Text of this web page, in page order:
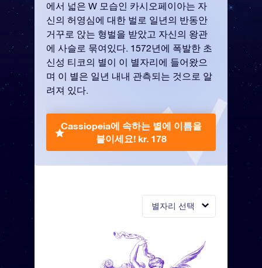
별자리 선택
에서 넓은 W 모습인 카시오페이아는 자
신의 허영심에 대한 벌로 일년의 반동안
거꾸로 앉는 형벌을 받았고 자신의 왕관
에 사슬로 묶여있다. 1572년에 폭발한 초
신성 티코의 별이 이 별자리에 들어왔으
며 이 별은 일년 내내 관측되는 것으로 알
려져 있다.
Cassiopeia에 속하는 별에 이름을
붙이세요! kr. 178